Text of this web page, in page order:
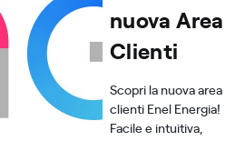
nuova Area
Clienti
Scopri la nuova area
clienti Enel Energia!
Facile e intuitiva,